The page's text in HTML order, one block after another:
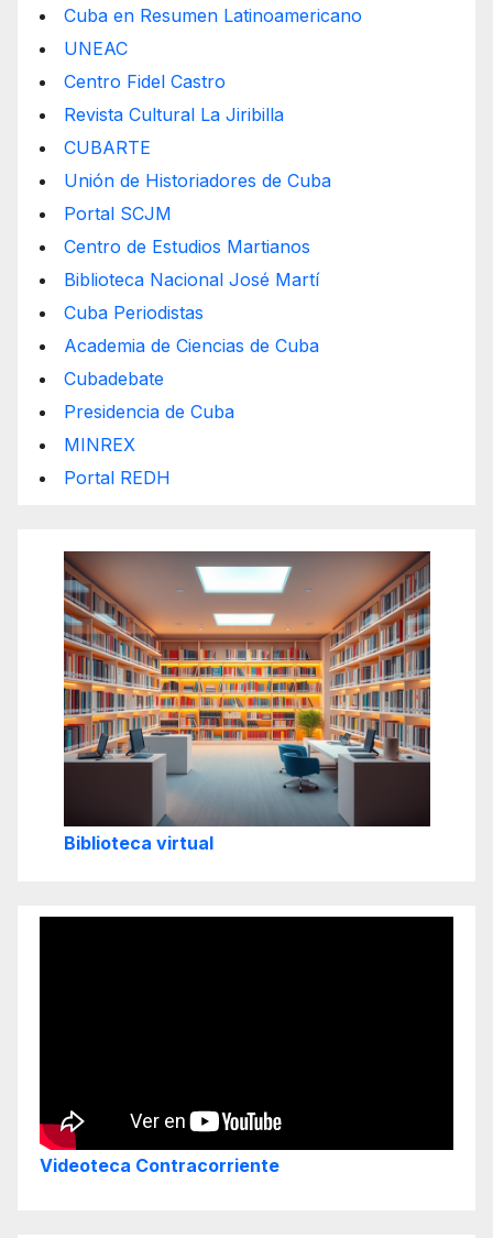
Cuba en Resumen Latinoamericano
UNEAC
Centro Fidel Castro
Revista Cultural La Jiribilla
CUBARTE
Unión de Historiadores de Cuba
Portal SCJM
Centro de Estudios Martianos
Biblioteca Nacional José Martí
Cuba Periodistas
Academia de Ciencias de Cuba
Cubadebate
Presidencia de Cuba
MINREX
Portal REDH
Biblioteca virtual
Videoteca Contracorriente